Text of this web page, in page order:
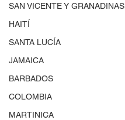
SAN VICENTE Y GRANADINAS
HAITÍ
SANTA LUCÍA
JAMAICA
BARBADOS
COLOMBIA
MARTINICA